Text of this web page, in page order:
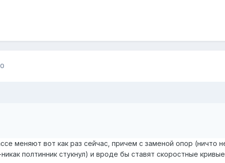
меняют вот как раз сейчас, причем с заменой опор
полтинник стукнул) и вроде бы ставят скоростные